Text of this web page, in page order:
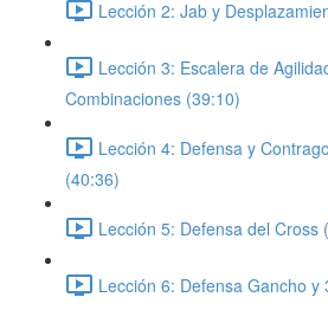
Lección 2: Jab y
Lección 3: Escalera de
Combinaciones (39:10)
Lección 4: Defensa y
(40:36)
Lección 5: Defensa del Cross
Lección 6: Defensa Gancho y